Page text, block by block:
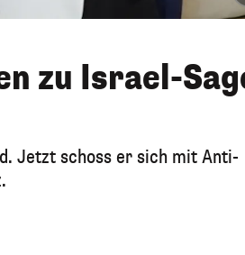
zu Israel-
Jetzt schoss er sich mit Anti-